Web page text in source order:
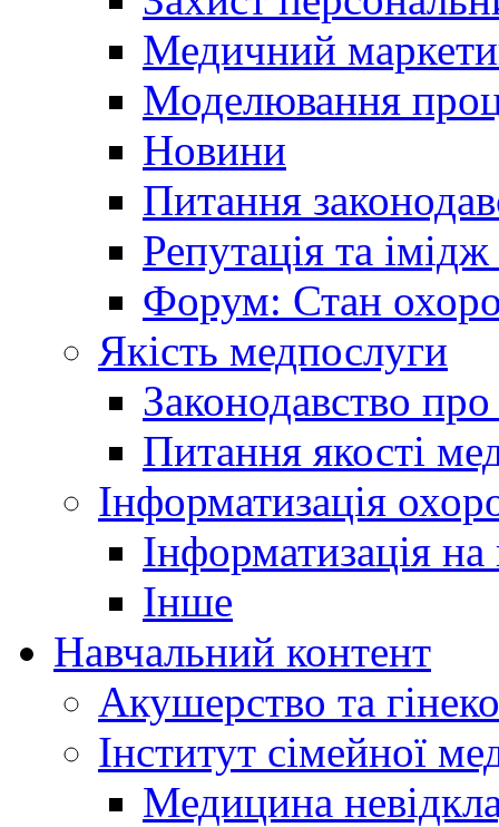
Медичний
Моделювання
Новини
Питання
Репутація та
Форум: Стан
Якість медпослуги
Законодавство
Питання якості
Інформатизація
Інформатизація
Інше
Навчальний контент
Акушерство та
Інститут сімейної
Медицина